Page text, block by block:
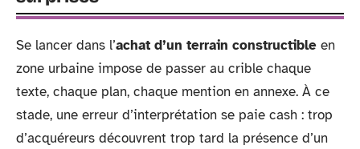
Se lancer dans l’achat d’un terrain constructible en
zone urbaine impose de passer au crible chaque
texte, chaque plan, chaque mention en annexe. À ce
stade, une erreur d’interprétation se paie cash : trop
d’acquéreurs découvrent trop tard la présence d’un